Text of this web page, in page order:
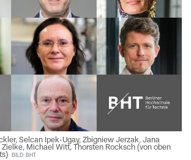
Selcan Ipek-Ugay, Zbigniew Jerzak, Jana
Zielke, Michael Witt, Thorsten Rocksch (von oben
BILD: BHT